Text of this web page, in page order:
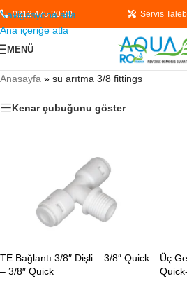
Navigasyona atla
Ana içeriğe atla
0212 475 20 20 Servis
MENÜ
Anasayfa » su arıtma 3/8 fittings
Kenar çubuğunu göster
TE Bağlantı 3/8″ Dişli – 3/8″ Quick
– 3/8″ Quick
Üç